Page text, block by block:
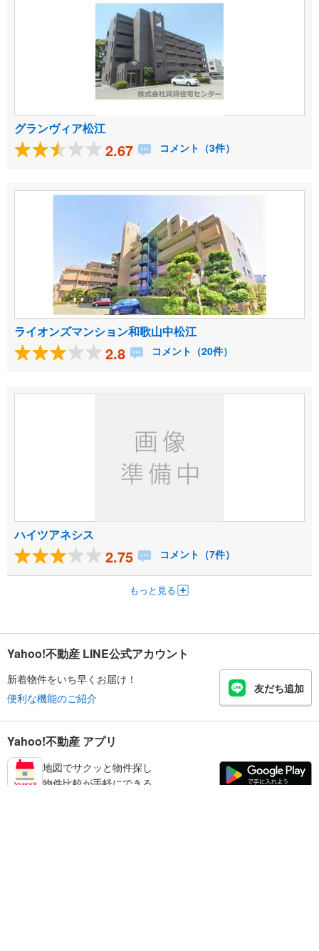
グランヴィア松江
2.67 コメント（3件）
ライオンズマンション和歌山中松江
2.8 コメント（20件）
ハイツアネシス
2.75 コメント（7件）
もっと見る
Yahoo!不動産 LINE公式アカウント
新着物件をいち早くお届け！
便利な機能のご紹介
友だち追加
Yahoo!不動産 アプリ
地図でサクッと物件探し
物件比較が手軽にできる